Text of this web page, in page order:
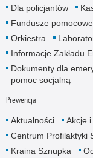
Dla policjantów
Fundusze pomocowe
Orkiestra
Informacje Zakładu
Dokumenty dla
pomoc socjalną
Prewencja
Aktualności
Akcje i
Centrum Profilaktyki
Kraina Sznupka